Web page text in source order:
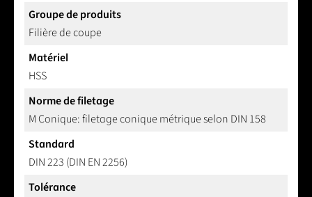
Groupe de produits
Filière de coupe
Matériel
HSS
Norme de filetage
M Conique: filetage conique métrique selon DIN 158
Standard
DIN 223 (DIN EN 2256)
Tolérance